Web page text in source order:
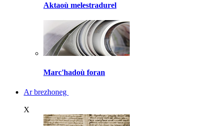
Aktaoù melestradurel
Marc'hadoù foran
Ar brezhoneg
X